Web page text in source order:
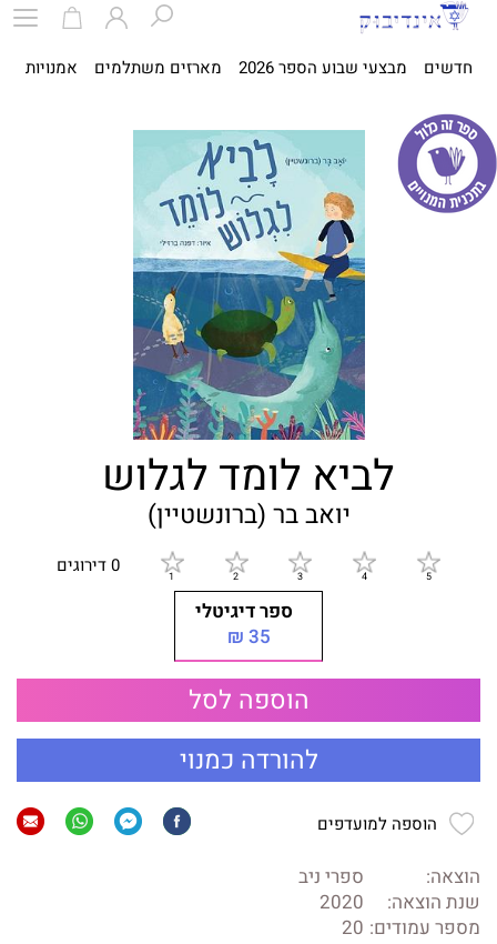
חדשים מבצעי שבוע הספר 2026 מארזים משתלמים אמנויות
לביא לומד לגלוש
יואב בר (ברונשטיין)
0 דירוגים
ספר דיגיטלי
35 ₪
הוספה לסל
להורדה כמנוי
הוספה למועדפים
הוצאה:
ספרי ניב
שנת הוצאה:
2020
מספר עמודים: 20